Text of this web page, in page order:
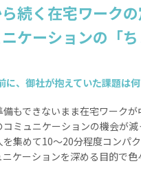
続く在宅ワークの
ケーションの「
前に、御社が抱えていた課題は
備もできないまま在宅ワーク
ミュニケーションの機会が
集めて10～20分程度コンパ
ケーションを深める目的で